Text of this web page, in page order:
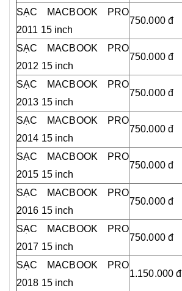
SẠC MACBOOK PRO
2011 15 inch
750.000 đ
SẠC MACBOOK PRO
2012 15 inch
750.000 đ
SẠC MACBOOK PRO
2013 15 inch
750.000 đ
SẠC MACBOOK PRO
2014 15 inch
750.000 đ
SẠC MACBOOK PRO
2015 15 inch
750.000 đ
SẠC MACBOOK PRO
2016 15 inch
750.000 đ
SẠC MACBOOK PRO
2017 15 inch
750.000 đ
SẠC MACBOOK PRO
2018 15 inch
1.150.000 đ